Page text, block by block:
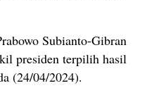
Subianto-Gibran
presiden terpilih hasil
(24/04/2024).